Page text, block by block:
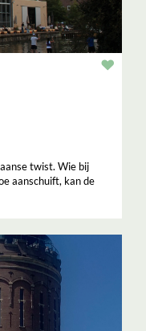
twist. Wie bij
aanschuift, kan de